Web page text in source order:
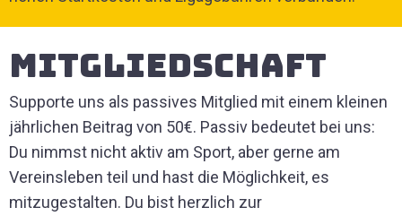
Mitgliedschaft
Supporte uns als passives Mitglied mit einem kleinen
jährlichen Beitrag von 50€. Passiv bedeutet bei uns:
Du nimmst nicht aktiv am Sport, aber gerne am
Vereinsleben teil und hast die Möglichkeit, es
mitzugestalten. Du bist herzlich zur